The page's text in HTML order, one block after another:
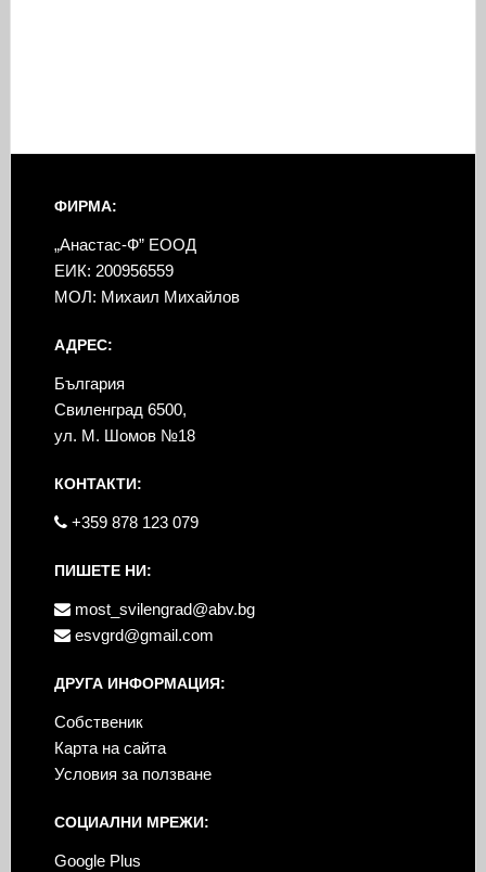
ФИРМА:
„Анастас-Ф” ЕООД
ЕИК: 200956559
МОЛ: Михаил Михайлов
АДРЕС:
България
Свиленград 6500,
ул. М. Шомов №18
КОНТАКТИ:
+359 878 123 079
ПИШЕТЕ НИ:
most_svilengrad@abv.bg
esvgrd@gmail.com
ДРУГА ИНФОРМАЦИЯ:
Собственик
Карта на сайта
Условия за ползване
СОЦИАЛНИ МРЕЖИ:
Google Plus